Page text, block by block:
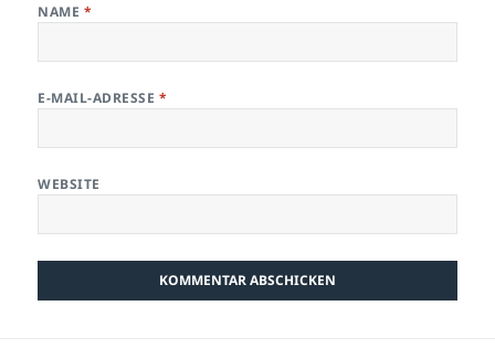
NAME *
E-MAIL-ADRESSE *
WEBSITE